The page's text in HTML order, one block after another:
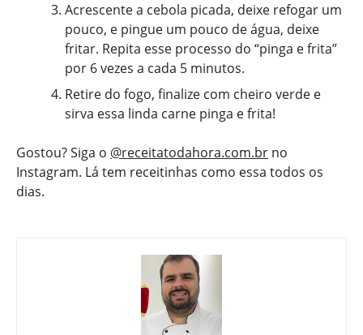
Acrescente a cebola picada, deixe refogar um
pouco, e pingue um pouco de água, deixe
fritar. Repita esse processo do “pinga e frita”
por 6 vezes a cada 5 minutos.
Retire do fogo, finalize com cheiro verde e
sirva essa linda carne pinga e frita!
Gostou? Siga o @receitatodahora.com.br no
Instagram. Lá tem receitinhas como essa todos os
dias.